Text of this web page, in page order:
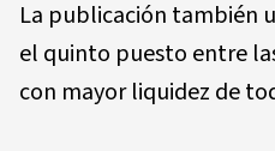
La publicación también
el quinto puesto entre
con mayor liquidez de